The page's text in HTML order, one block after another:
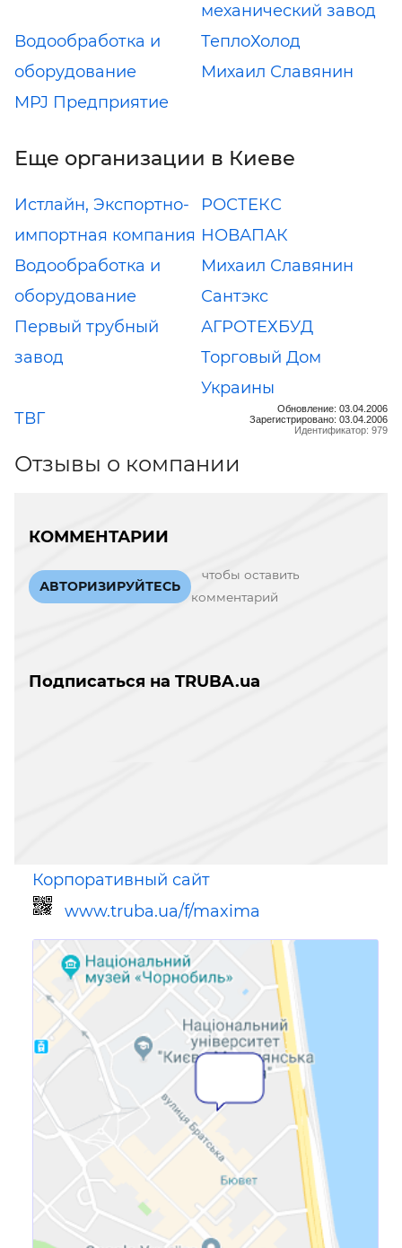
механический завод
Водообработка и
оборудование
ТеплоХолод
Михаил Славянин
MPJ Предприятие
Еще организации в Киеве
Истлайн, Экспортно-
импортная компания
РОСТЕКС
НОВАПАК
Водообработка и
оборудование
Михаил Славянин
Сантэкс
Первый трубный
завод
АГРОТЕХБУД
Торговый Дом
Украины
ТВГ
Обновление: 03.04.2006
Зарегистрировано: 03.04.2006
Идентификатор: 979
Отзывы о компании
КОММЕНТАРИИ
АВТОРИЗИРУЙТЕСЬ
чтобы оставить
комментарий
Подписаться на TRUBA.ua
Корпоративный сайт
www.truba.ua/f/maxima
Ссылка для мобильных устройств